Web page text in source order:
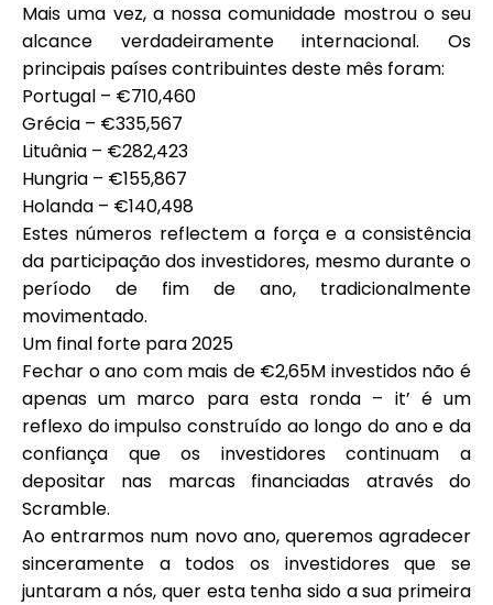
Minha Conta
Obter Financiamento
ask@scrambleup.com
+372 712 2955
Mais uma vez, a nossa comunidade mostrou o seu
alcance verdadeiramente internacional. Os
principais países contribuintes deste mês foram:
Portugal – €710,460
Grécia – €335,567
Lituânia – €282,423
Hungria – €155,867
Holanda – €140,498
Estes números reflectem a força e a consistência
da participação dos investidores, mesmo durante o
período de fim de ano, tradicionalmente
movimentado.
Um final forte para 2025
Fechar o ano com mais de €2,65M investidos não é
apenas um marco para esta ronda – it’ é um
reflexo do impulso construído ao longo do ano e da
confiança que os investidores continuam a
depositar nas marcas financiadas através do
Scramble.
Ao entrarmos num novo ano, queremos agradecer
sinceramente a todos os investidores que se
juntaram a nós, quer esta tenha sido a sua primeira